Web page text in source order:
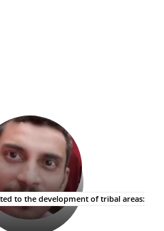
to the development of tribal areas: